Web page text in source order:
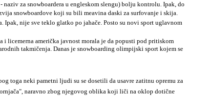
- naziv za snowboardera u engleskom slengu) bolju kontrolu. Ipak, do
snowboardove koji su bili meavina daski za surfovanje i skija.
Ipak, nije sve teklo glatko po jahače. Posto su novi sport uglavnom
licemerna američka javnost morala je da popusti pod pritiskom
takmičenja. Danas je snowboarding olimpijski sport kojem se
toga neki pametni ljudi su se dosetili da usavre zatitnu opremu za
naravno zbog njegovog oblika koji liči na oklop dotične